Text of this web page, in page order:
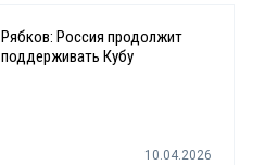
Рябков: Россия продолжит
поддерживать Кубу
10.04.2026